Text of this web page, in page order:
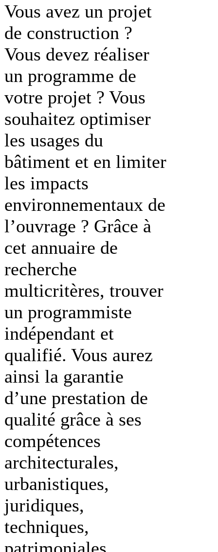
Vous avez un projet
de construction ?
Vous devez réaliser
un programme de
votre projet ? Vous
souhaitez optimiser
les usages du
bâtiment et en limiter
les impacts
environnementaux de
l’ouvrage ? Grâce à
cet annuaire de
recherche
multicritères, trouver
un programmiste
indépendant et
qualifié. Vous aurez
ainsi la garantie
d’une prestation de
qualité grâce à ses
compétences
architecturales,
urbanistiques,
juridiques,
techniques,
patrimoniales,